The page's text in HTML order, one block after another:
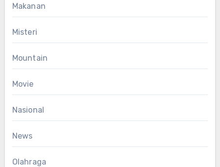
Makanan
Misteri
Mountain
Movie
Nasional
News
Olahraga